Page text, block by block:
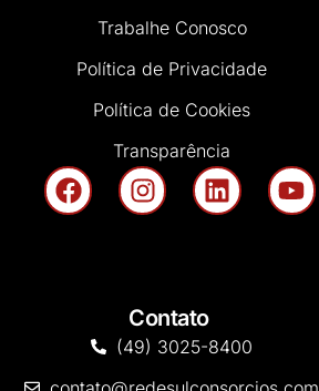
Trabalhe Conosco
Política de Privacidade
Política de Cookies
Transparência
Contato
(49) 3025-8400